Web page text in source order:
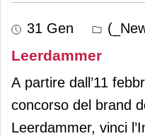
31 Gen
Leerdammer
A partire dall’11
concorso del brand
Leerdammer, vinci